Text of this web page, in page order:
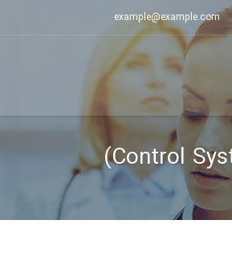
example@example.com